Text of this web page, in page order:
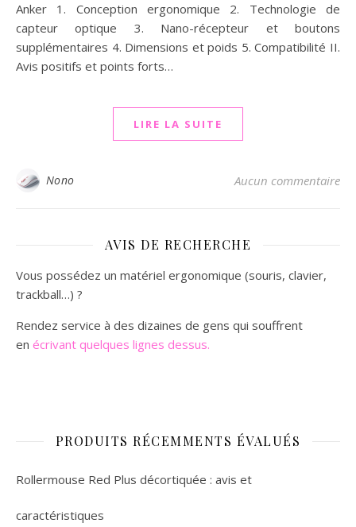
Anker 1. Conception ergonomique 2. Technologie de
capteur optique 3. Nano-récepteur et boutons
supplémentaires 4. Dimensions et poids 5. Compatibilité II.
Avis positifs et points forts…
LIRE LA SUITE
Nono Aucun commentaire
AVIS DE RECHERCHE
Vous possédez un matériel ergonomique (souris, clavier,
trackball…) ?
Rendez service à des dizaines de gens qui souffrent
en écrivant quelques lignes dessus.
PRODUITS RÉCEMMENTS ÉVALUÉS
Rollermouse Red Plus décortiquée : avis et
caractéristiques